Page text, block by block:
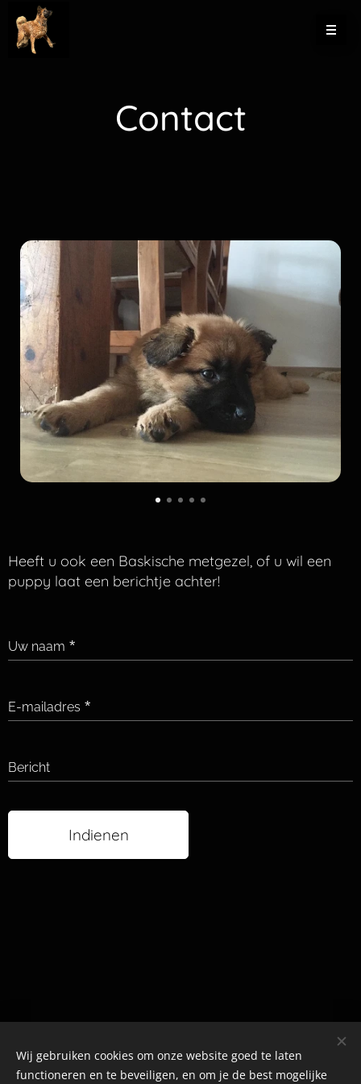
Contact
Heeft u ook een Baskische metgezel, of u wil een
puppy laat een berichtje achter!
Uw naam
E-mailadres
Bericht
Indienen
Wij gebruiken cookies om onze website goed te laten
functioneren en te beveiligen, en om je de best mogelijke